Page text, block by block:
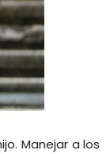
Manejar a los